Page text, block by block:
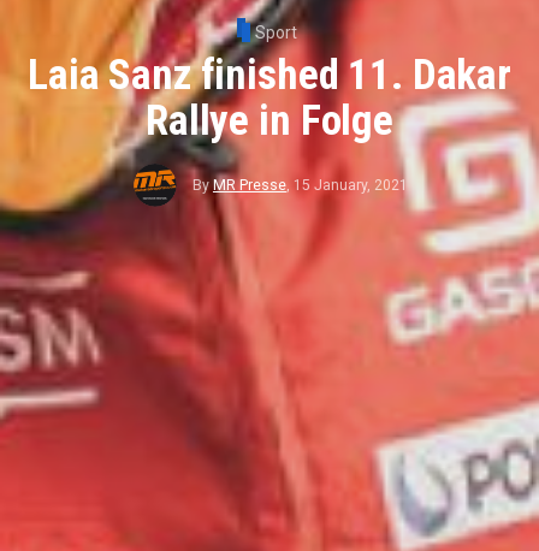
Sport
Laia Sanz finished 11. Dakar
Rallye in Folge
By MR Presse, 15 January, 2021